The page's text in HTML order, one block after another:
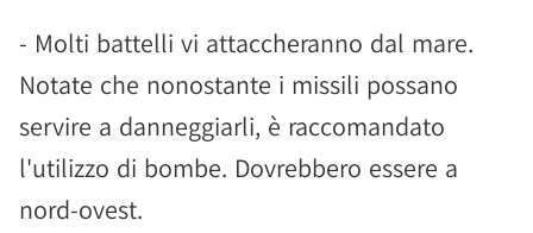
- Molti battelli vi attaccheranno dal mare.
Notate che nonostante i missili possano
servire a danneggiarli, è raccomandato
l'utilizzo di bombe. Dovrebbero essere a
nord-ovest.